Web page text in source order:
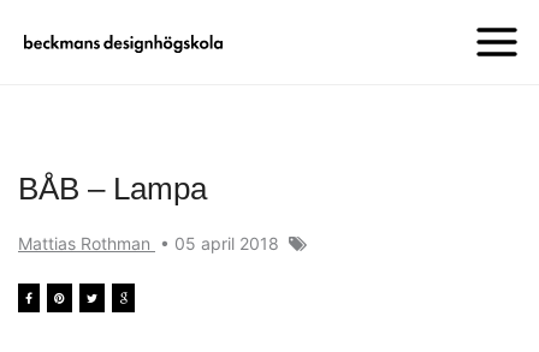
BÅB – Lampa
Mattias Rothman • 05 april 2018